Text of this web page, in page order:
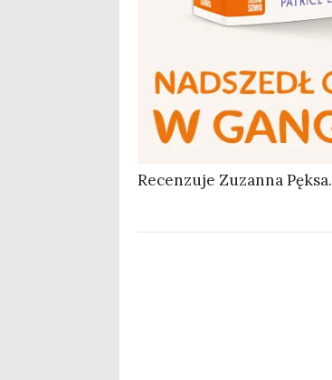
Recen­zu­je Zuzan­na Pęksa.